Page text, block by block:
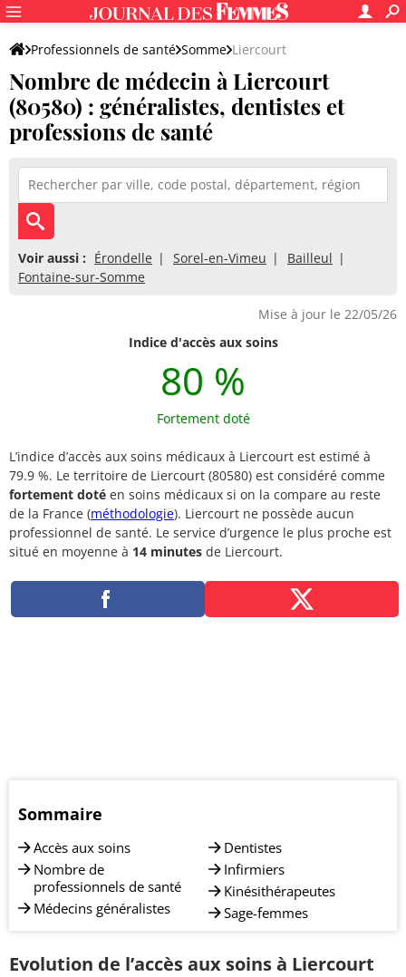
Professionnels de santé Somme Liercourt
Nombre de médecin à Liercourt
(80580) : généralistes, dentistes et
professions de santé
Voir aussi : Érondelle Sorel-en-Vimeu
Bailleul
Fontaine-sur-Somme
Mise à jour le 22/05/26
Indice d'accès aux soins
80 %
Fortement doté
L’indice d’accès aux soins médicaux à Liercourt est estimé à
79.9 %. Le territoire de Liercourt (80580) est considéré comme
fortement doté en soins médicaux si on la compare au reste
de la France (méthodologie). Liercourt ne possède aucun
professionnel de santé. Le service d’urgence le plus proche est
situé en moyenne à 14 minutes de Liercourt.
Sommaire
Accès aux soins
Nombre de
professionnels de santé
Médecins généralistes
Dentistes
Infirmiers
Kinésithérapeutes
Sage-femmes
Evolution de l’accès aux soins à Liercourt